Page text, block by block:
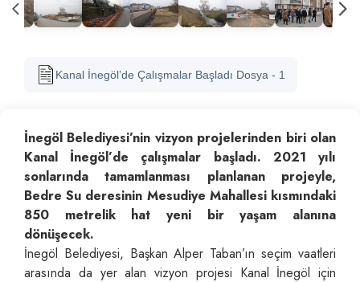
Kanal İnegöl’de Çalışmalar Başladı Dosya - 1
İnegöl Belediyesi’nin vizyon projelerinden biri olan
Kanal İnegöl’de çalışmalar başladı. 2021 yılı
sonlarında tamamlanması planlanan projeyle,
Bedre Su deresinin Mesudiye Mahallesi kısmındaki
850 metrelik hat yeni bir yaşam alanına
dönüşecek.
İnegöl Belediyesi, Başkan Alper Taban’ın seçim vaatleri
arasında da yer alan vizyon projesi Kanal İnegöl için